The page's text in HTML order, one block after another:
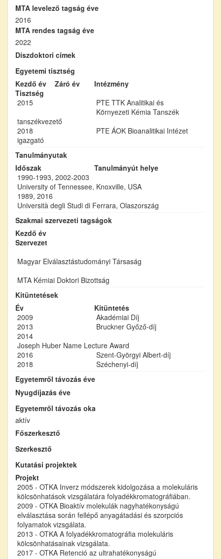
MTA levelező tagság éve
2016
MTA rendes tagság éve
2022
Díszdoktori címek
Egyetemi tisztség
Kezdő év
Záró év
Intézmény
Tisztség
2015
PTE TTK Analitikai és
Környezeti Kémia Tanszék
tanszékvezető
2018
PTE ÁOK Bioanalitikai Intézet
igazgató
Tanulmányutak
Időszak
Tanulmányút helye
1990-1993, 2002-2003
University of Tennessee, Knoxville, USA
1989, 2016
Università degli Studi di Ferrara, Olaszország
Szakmai szervezeti tagságok
Kezdő év
Szervezet
Magyar Elválasztástudományi Társaság
MTA Kémiai Doktori Bizottság
Kitüntetések
Év
Kitüntetés
2009
Akadémiai Díj
2013
Bruckner Győző-díj
2014
Joseph Huber Name Lecture Award
2016
Szent-Györgyi Albert-díj
2018
Széchenyi-díj
Egyetemről távozás éve
Nyugdíjazás éve
Egyetemről távozás oka
aktív
Főszerkesztő
Szerkesztő
Kutatási projektek
Projekt
2005 - OTKA Inverz módszerek kidolgozása a molekuláris
kölcsönhatások vizsgálatára folyadékkromatográfiában.
2009 - OTKA Bioaktív molekulák nagyhatékonyságú
elválasztása során fellépő anyagátadási és szorpciós
folyamatok vizsgálata.
2013 - OTKA A folyadékkromatográfia molekuláris
kölcsönhatásainak vizsgálata.
2017 - OTKA Retenció az ultrahatékonyságú